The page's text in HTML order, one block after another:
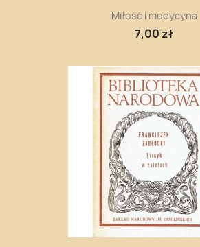
Miłość i medycyna
7,00 zł